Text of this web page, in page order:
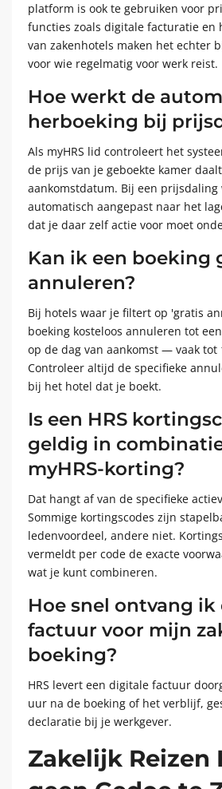
platform is ook te gebruiken voor
functies zoals digitale facturatie en
van zakenhotels maken het echter
voor wie regelmatig voor werk reist.
Hoe werkt de
herboeking bij
Als myHRS lid controleert het
de prijs van je geboekte kamer
aankomstdatum. Bij een
automatisch aangepast naar het
dat je daar zelf actie voor moet
Kan ik een boeking
annuleren?
Bij hotels waar je filtert op 'gratis
boeking kosteloos annuleren tot
op de dag van aankomst — vaak tot
Controleer altijd de specifieke
bij het hotel dat je boekt.
Is een HRS
geldig in
myHRS-korting?
Dat hangt af van de specifieke
Sommige kortingscodes zijn
ledenvoordeel, andere niet.
vermeldt per code de exacte
wat je kunt combineren.
Hoe snel ontvang ik
factuur voor mijn
boeking?
HRS levert een digitale factuur
uur na de boeking of het verblijf,
declaratie bij je werkgever.
Zakelijk Reizen